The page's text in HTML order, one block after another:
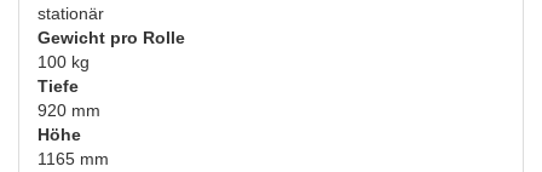
stationär
Gewicht pro Rolle
100 kg
Tiefe
920 mm
Höhe
1165 mm